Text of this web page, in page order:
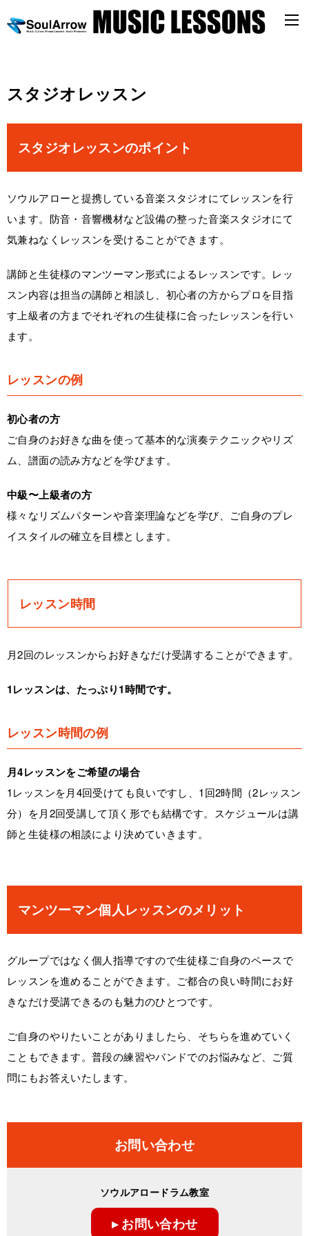
スタジオレッスン
スタジオレッスンのポイント
ソウルアローと提携している音楽スタジオにてレッスンを行
います。防音・音響機材など設備の整った音楽スタジオにて
気兼ねなくレッスンを受けることができます。
講師と生徒様のマンツーマン形式によるレッスンです。レッ
スン内容は担当の講師と相談し、初心者の方からプロを目指
す上級者の方までそれぞれの生徒様に合ったレッスンを行い
ます。
レッスンの例
初心者の方
ご自身のお好きな曲を使って基本的な演奏テクニックやリズ
ム、譜面の読み方などを学びます。
中級〜上級者の方
様々なリズムパターンや音楽理論などを学び、ご自身のプレ
イスタイルの確立を目標とします。
レッスン時間
月2回のレッスンからお好きなだけ受講することができます。
1レッスンは、たっぷり1時間です。
レッスン時間の例
月4レッスンをご希望の場合
1レッスンを月4回受けても良いですし、1回2時間（2レッスン
分）を月2回受講して頂く形でも結構です。スケジュールは講
師と生徒様の相談により決めていきます。
マンツーマン個人レッスンのメリット
グループではなく個人指導ですので生徒様ご自身のペースで
レッスンを進めることができます。ご都合の良い時間にお好
きなだけ受講できるのも魅力のひとつです。
ご自身のやりたいことがありましたら、そちらを進めていく
こともできます。普段の練習やバンドでのお悩みなど、ご質
問にもお答えいたします。
お問い合わせ
ソウルアロードラム教室
▸ お問い合わせ